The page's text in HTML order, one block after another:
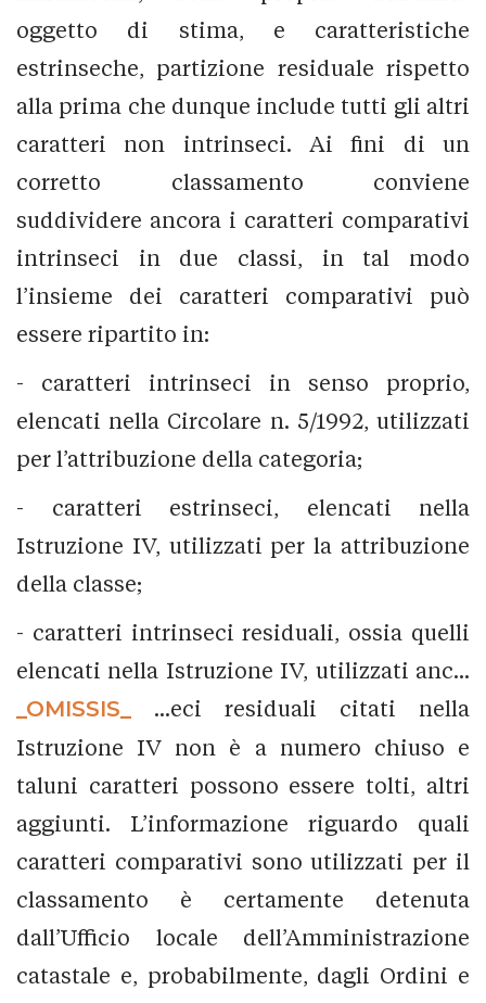
oggetto di stima, e caratteristiche
estrinseche, partizione residuale rispetto
alla prima che dunque include tutti gli altri
caratteri non intrinseci. Ai fini di un
corretto classamento conviene
suddividere ancora i caratteri comparativi
intrinseci in due classi, in tal modo
l’insieme dei caratteri comparativi può
essere ripartito in:
- caratteri intrinseci in senso proprio,
elencati nella Circolare n. 5/1992, utilizzati
per l’attribuzione della categoria;
- caratteri estrinseci, elencati nella
Istruzione IV, utilizzati per la attribuzione
della classe;
- caratteri intrinseci residuali, ossia quelli
elencati nella Istruzione IV, utilizzati anc...
_OMISSIS_
...eci residuali citati nella
Istruzione IV non è a numero chiuso e
taluni caratteri possono essere tolti, altri
aggiunti. L’informazione riguardo quali
caratteri comparativi sono utilizzati per il
classamento è certamente detenuta
dall’Ufficio locale dell’Amministrazione
catastale e, probabilmente, dagli Ordini e